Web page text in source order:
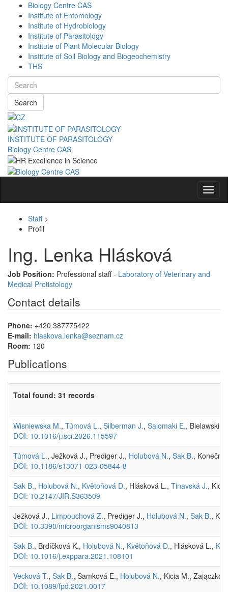
Biology Centre CAS
Institute of Entomology
Institute of Hydrobiology
Institute of Parasitology
Institute of Plant Molecular Biology
Institute of Soil Biology and Biogeochemistry
THS
Search
INSTITUTE OF PARASITOLOGY
Biology Centre CAS
Staff>
Profil
Ing. Lenka Hlásková
Job Position: Professional staff - Laboratory of Veterinary and
Medical Protistology
Contact details
Phone: +420 387775422
E-mail: hlaskova.lenka@seznam.cz
Room: 120
Publications
Total found: 31 records
Wisniewska M., Tůmová L., Silberman J., Salomaki E., Bielawski
DOI: 10.1016/j.isci.2026.115597
Tůmová L., Ježková J., Prediger J., Holubová N., Sak B.,
DOI: 10.1186/s13071-023-05844-8
Sak B., Holubová N., Květoňová D., Hlásková L., Tinavská J.,
DOI: 10.2147/JIR.S363509
Ježková J., Limpouchová Z., Prediger J., Holubová N., Sak B.,
DOI: 10.3390/microorganisms9040813
Sak B., Brdíčková K., Holubová N., Květoňová D., Hlásková L.,
DOI: 10.1016/j.exppara.2021.108101
Vecková T., Sak B., Samková E., Holubová N., Kicia M.,
DOI: 10.1089/fpd.2021.0017